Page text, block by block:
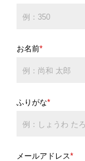
お名前*
ふりがな*
メールアドレス*